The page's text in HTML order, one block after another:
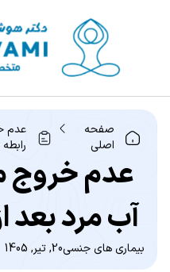
صفحه
اصلی
عدم
عدم خروج
آب مرد بعد
بیماری های جنسی20, تیر, 1405